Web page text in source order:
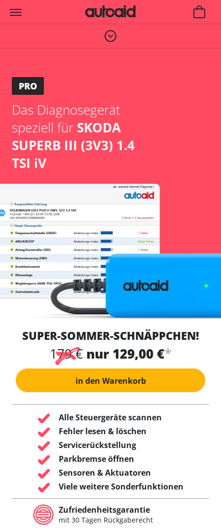
PRO
Das Diagnosegerät
speziell für SKODA
SUPERB III (3V3) 1.4
TSI iV
SUPER-SOMMER-SCHNÄPPCHEN!
179 € nur 129,00 €*
in den Warenkorb
Alle Steuergeräte scannen
Fehler lesen & löschen
Servicerückstellung
Parkbremse öffnen
Sensoren & Aktuatoren
Viele weitere Sonderfunktionen
Zufriedenheitsgarantie
mit 30 Tagen Rückgaberecht